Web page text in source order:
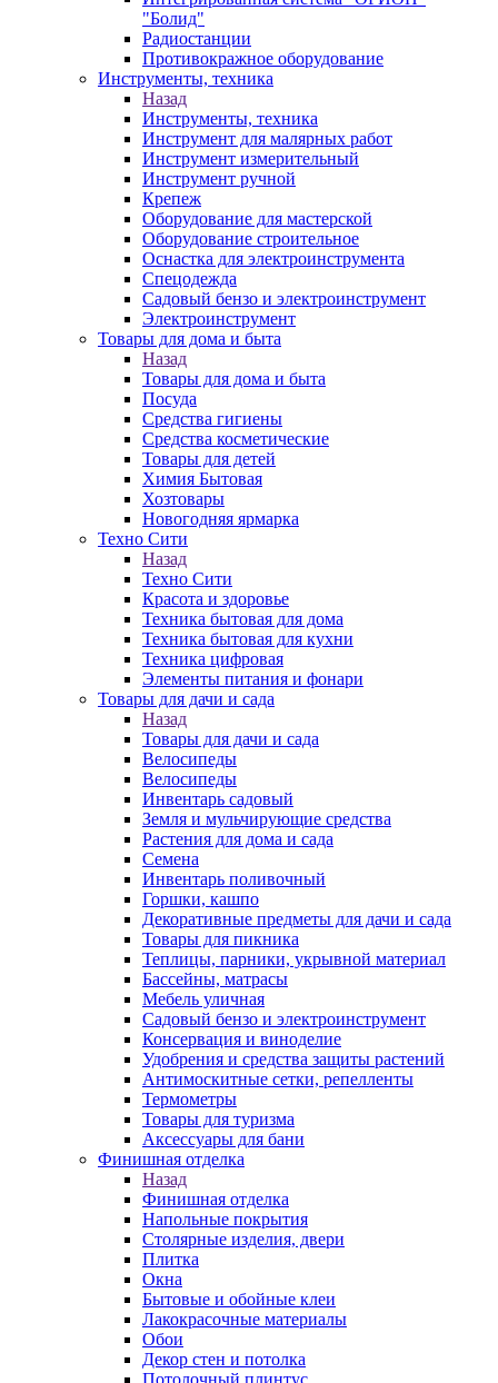
"Болид"
Радиостанции
Противокражное оборудование
Инструменты, техника
Назад
Инструменты, техника
Инструмент для малярных работ
Инструмент измерительный
Инструмент ручной
Крепеж
Оборудование для мастерской
Оборудование строительное
Оснастка для электроинструмента
Спецодежда
Садовый бензо и электроинструмент
Электроинструмент
Товары для дома и быта
Назад
Товары для дома и быта
Посуда
Средства гигиены
Средства косметические
Товары для детей
Химия Бытовая
Хозтовары
Новогодняя ярмарка
Техно Сити
Назад
Техно Сити
Красота и здоровье
Техника бытовая для дома
Техника бытовая для кухни
Техника цифровая
Элементы питания и фонари
Товары для дачи и сада
Назад
Товары для дачи и сада
Велосипеды
Велосипеды
Инвентарь садовый
Земля и мульчирующие средства
Растения для дома и сада
Семена
Инвентарь поливочный
Горшки, кашпо
Декоративные предметы для дачи и сада
Товары для пикника
Теплицы, парники, укрывной материал
Бассейны, матрасы
Мебель уличная
Садовый бензо и электроинструмент
Консервация и виноделие
Удобрения и средства защиты растений
Антимоскитные сетки, репелленты
Термометры
Товары для туризма
Аксессуары для бани
Финишная отделка
Назад
Финишная отделка
Напольные покрытия
Столярные изделия, двери
Плитка
Окна
Бытовые и обойные клеи
Лакокрасочные материалы
Обои
Декор стен и потолка
Потолочный плинтус